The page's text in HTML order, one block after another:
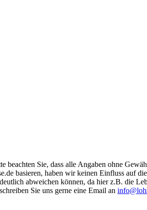
Sie, dass alle Angaben ohne
basieren, haben wir keinen Einfluss auf
abweichen können, da hier z.B. die
Sie uns gerne eine Email an